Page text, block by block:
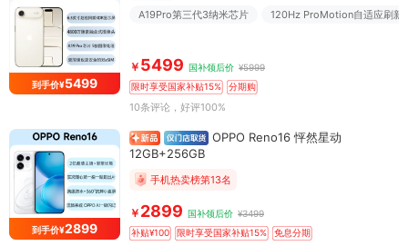
到手价¥5499
A19Pro第三代3纳米芯片 120Hz ProMotion自适应刷新
￥ 5499 国补领后价 ¥5999
限时享受国家补贴15%
分期购
10条评论 ，好评100%
到手价¥2899
OPPO Reno16 怦然星动
12GB+256GB
手机热卖榜第13名
￥ 2899 国补领后价 ¥3499
补贴¥100
限时享受国家补贴15% 免息分期